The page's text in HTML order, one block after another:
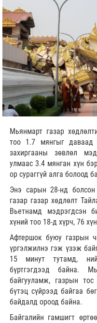
Мьянмарт газар
тоо 1.7 мянгыг
захиргааны зөвлөл
улмаас 3.4 мянган хүн
ор сураггүй алга болоод
Энэ сарын 28-нд
газар газар хөдлөлт
Вьетнамд мэдрэгдсэн
хүний тоо 18-д хүрч, 76
Афтершок буюу газрын
үргэлжилнэ гэж үзэж
15 минут тутамд,
бүртгэгдээд байна.
байгууламж, газрын
бүтэц сүйрээд байгаа
байдалд ороод байна.
Байгалийн гамшигт